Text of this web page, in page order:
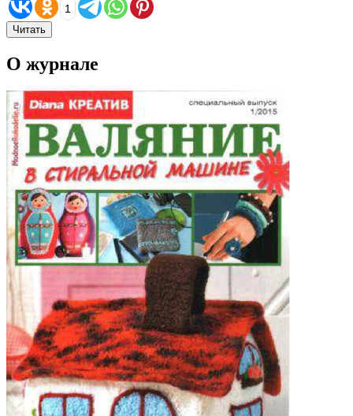
1
Читать
О журнале